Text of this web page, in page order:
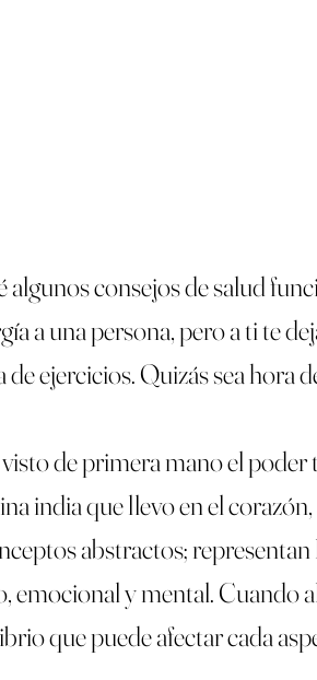
consejos de salud
a una persona, pero a ti te
ejercicios. Quizás sea hora
de primera mano el
india que llevo en el
abstractos;
emocional y mental. Cuando
que puede afectar cada